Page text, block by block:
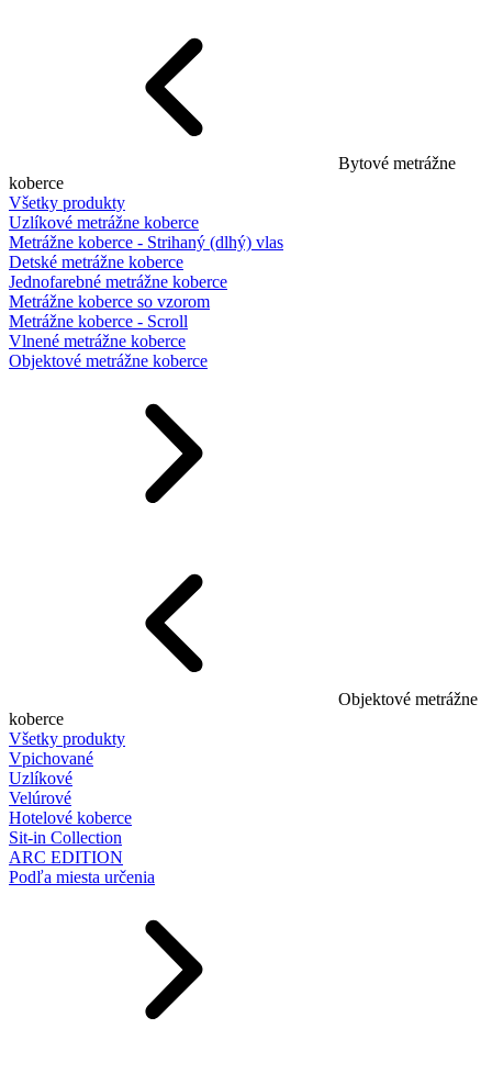
Bytové metrážne
koberce
Všetky produkty
Uzlíkové metrážne koberce
Metrážne koberce - Strihaný (dlhý) vlas
Detské metrážne koberce
Jednofarebné metrážne koberce
Metrážne koberce so vzorom
Metrážne koberce - Scroll
Vlnené metrážne koberce
Objektové metrážne koberce
Objektové metrážne
koberce
Všetky produkty
Vpichované
Uzlíkové
Velúrové
Hotelové koberce
Sit-in Collection
ARC EDITION
Podľa miesta určenia